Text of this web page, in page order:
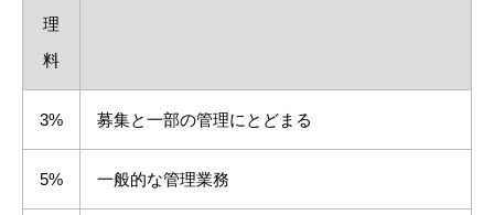
理
料
3% 募集と一部の管理にとどまる
5% 一般的な管理業務